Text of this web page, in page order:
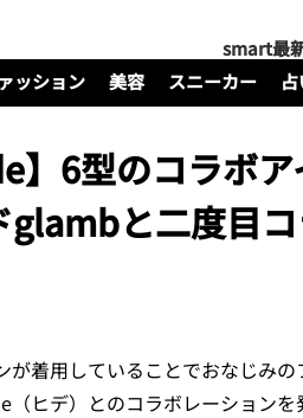
smart最
ッション
美容 スニーカー
】6型のコラボ
glambと二度目
が着用していることでおなじみ
（ヒデ）とのコラボレーション